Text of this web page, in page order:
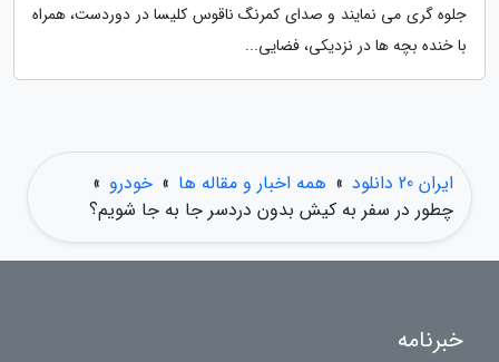
جلوه گری می نمایند و صدای کمرنگ ناقوس کلیسا در دوردست، همراه
با خنده بچه ها در نزدیکی، فضایی...
ایران 20 دانلود » همه اخبار و مقاله ها » خودرو »
چطور در سفر به کیش بدون دردسر جا به جا شویم؟
خبرنامه